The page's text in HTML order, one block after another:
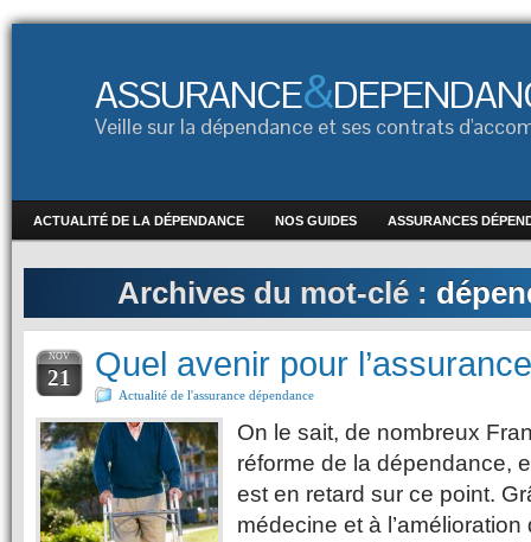
ASSURANCE&
Veille sur la dépendance et ses contrats
ACTUALITÉ DE LA DÉPENDANCE NOS GUIDES ASSURANCES
Archives du mot-clé :
NOV
21 Quel avenir pour
Actualité de l'assurance dépendance
On le sait, de nombreux
réforme de la dépendance,
est en retard sur ce point.
médecine et à